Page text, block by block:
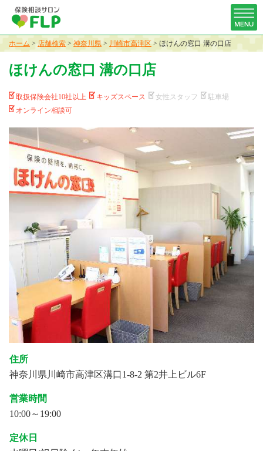
ホーム > 店舗検索 > 神奈川県 > 川崎市高津区 > ほけんの窓口 溝の口店
ほけんの窓口 溝の口店
取扱保険会社10社以上 キッズスペース 女性スタッフ
駐車場
オンライン相談可
住所
神奈川県川崎市高津区溝口1-8-2 第2井上ビル6F
営業時間
10:00～19:00
定休日